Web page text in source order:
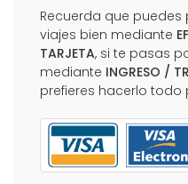
Recuerda que
viajes bien mediante
TARJETA, si te pasas
mediante INGRESO /
prefieres hacerlo